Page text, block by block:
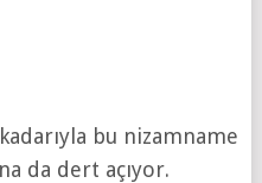
bu nizamname
da dert açıyor.